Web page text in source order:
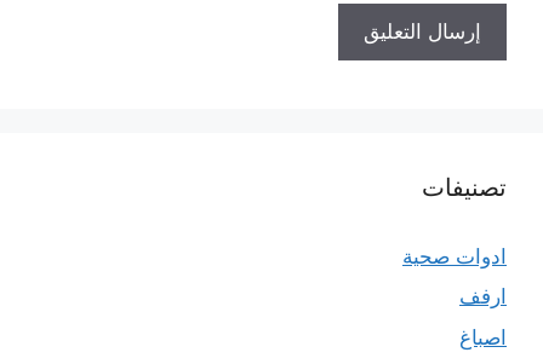
تصنيفات
ادوات صحية
ارفف
اصباغ